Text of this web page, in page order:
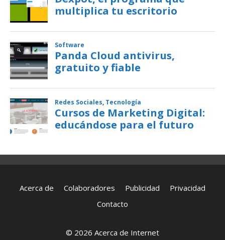
Acerca de Colaboradores Publicidad
Privacidad
Contacto
© 2026 Acerca de Internet